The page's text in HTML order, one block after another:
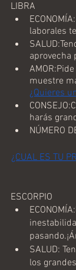
LIBRA
laborales
aprovecha
muestre
¿Quieres
harás
NÚMERO
¿CUAL ES TU
ESCORPIO
SALUD:
los